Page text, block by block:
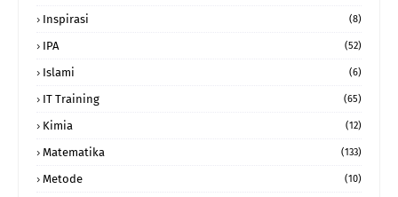
Inspirasi (8)
IPA (52)
Islami (6)
IT Training (65)
Kimia (12)
Matematika (133)
Metode (10)